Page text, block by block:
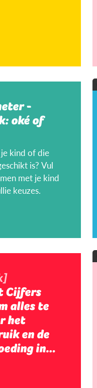
-
oké of
kind of die
is? Vul
met je kind
keuzes.
Cijfers
alles te
het
en de
in